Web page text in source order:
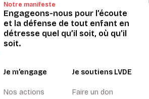
Notre manifeste
Engageons-nous pour l’écoute
et la défense de tout enfant en
détresse quel qu’il soit, où qu’il
soit.
Je m’engage
Nos actions
Je soutiens LVDE
Faire un don